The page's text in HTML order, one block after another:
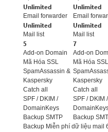
Unlimited
Email forwarder
Unlimited
Email
Unlimited
Mail list
Unlimited
Mail list
5
Add-on Domain
7
Add-on
Mã Hóa SSL
Mã Hóa SSL
SpamAssassin &
Kaspersky
Kaspersky
Catch all
Catch all
SPF / DKIM /
DomainKeys
SPF / DKIM /
Backup SMTP
Backup
Backup Miễn phí dữ liệu mail